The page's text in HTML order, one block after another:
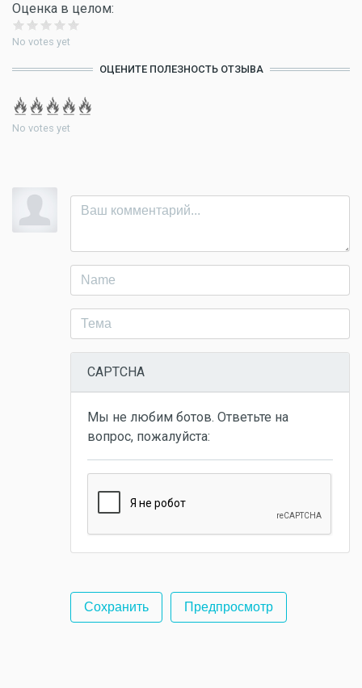
Оценка в целом:
No votes yet
ОЦЕНИТЕ ПОЛЕЗНОСТЬ ОТЗЫВА
No votes yet
CAPTCHA
Мы не любим ботов. Ответьте на
вопрос, пожалуйста: